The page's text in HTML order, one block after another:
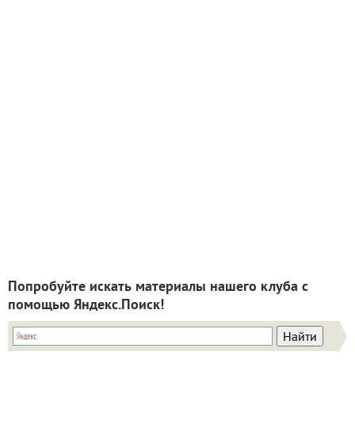
Попробуйте искать материалы нашего клуба с
помощью Яндекс.Поиск!